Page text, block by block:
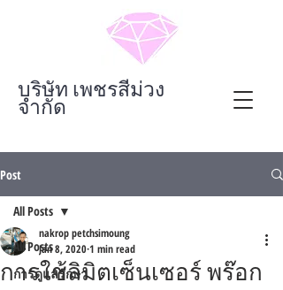
บริษัท เพชรสีม่วง
จำกัด
Post
All Posts
การดูแลรักษา
All Posts
การใช้ลิมิตเซ็นเซอร์ พร๊อก
nakrop petchsimoung
Jan 8, 20201 min read